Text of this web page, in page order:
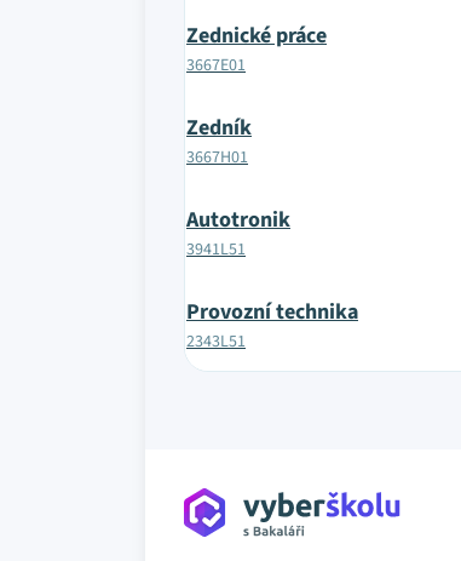
Zednické práce
3667E01
Zedník
3667H01
Autotronik
3941L51
Provozní technika
2343L51